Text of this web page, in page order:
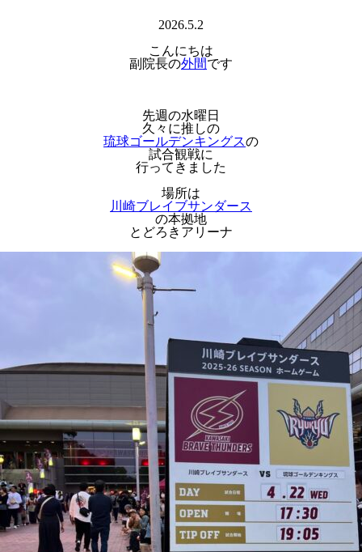
2026.5.2
こんにちは
副院長の外間です
先週の水曜日
久々に推しの
琉球ゴールデンキングスの
試合観戦に
行ってきました
場所は
川崎ブレイブサンダース
の本拠地
とどろきアリーナ